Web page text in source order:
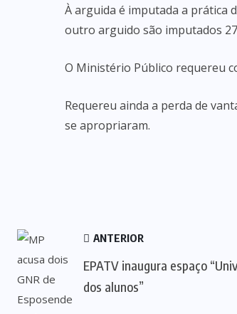
À arguida é imputada a prática
outro arguido são imputados
O Ministério Público requereu
Requereu ainda a perda de
se apropriaram.
ANTERIOR
EPATV inaugura espaço
dos alunos”